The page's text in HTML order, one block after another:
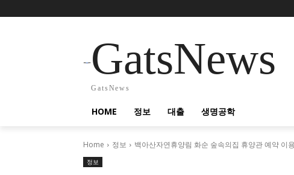
GatsNews
GatsNews
HOME 정보 대출 생명공학
Home 정보 백아산자연휴양림 화순 숲속의집 휴양관 예약 이
정보